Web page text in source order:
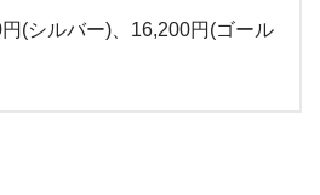
(シルバー)、16,200円(ゴール